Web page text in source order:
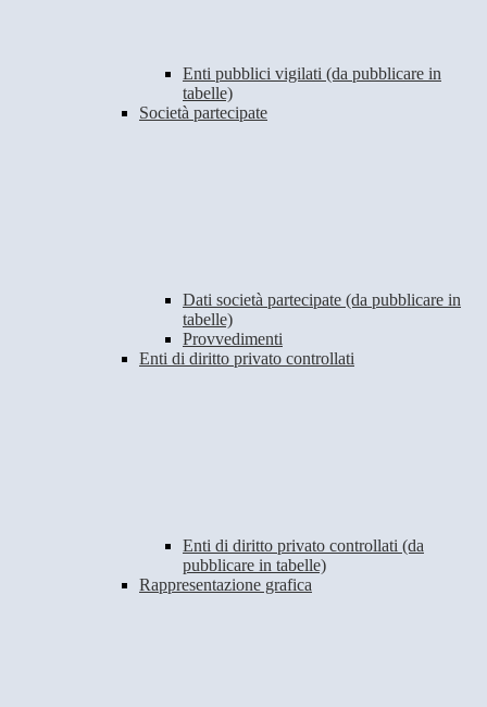
Enti pubblici vigilati (da pubblicare in
tabelle)
Società partecipate
Dati società partecipate (da pubblicare in
tabelle)
Provvedimenti
Enti di diritto privato controllati
Enti di diritto privato controllati (da
pubblicare in tabelle)
Rappresentazione grafica